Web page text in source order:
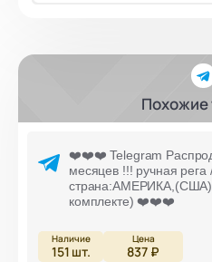
Похожие
❤️❤️❤️ Telegram
месяцев !!! ручная рега
страна:АМЕРИКА,(США)
комплекте) ❤️❤️❤️
151 шт. 837 ₽